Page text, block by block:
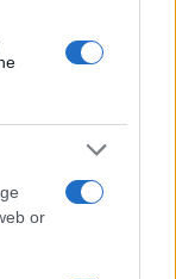
or
más
beneficia a
un
en otros